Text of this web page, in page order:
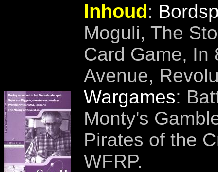
Inhoud:
Moguli, The
Card Game, In
Avenue,
Wargames:
Monty's
Pirates of the
WFRP.